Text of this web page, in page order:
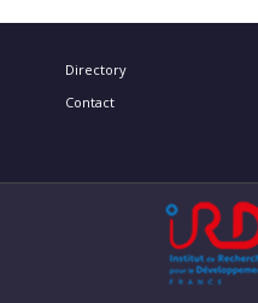
Directory
Contact